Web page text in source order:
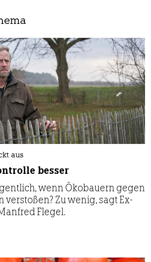
aus
besser
wenn Ökobauern gegen
verstoßen? Zu wenig, sagt Ex-
Flegel.